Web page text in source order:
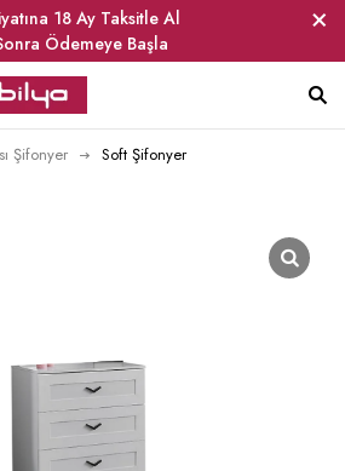
18 Ay Taksitle Al
Ödemeye Başla
Şifonyer Soft Şifonyer